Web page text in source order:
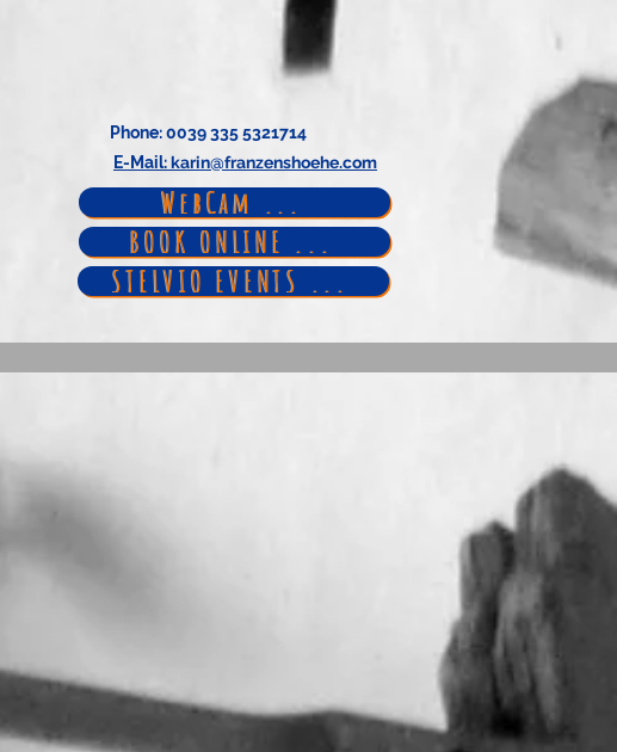
Phone: 0039 335 5321714
E-Mail: karin@franzenshoehe.com
BOOK ONLINE ...
WebCam ...
STELVIO EVENTS ...